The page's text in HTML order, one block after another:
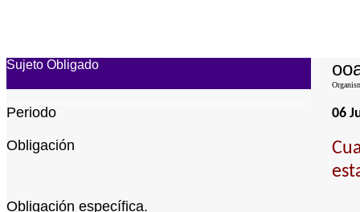
Sujeto Obligado
Periodo 06
Obligación
Obligación específica.